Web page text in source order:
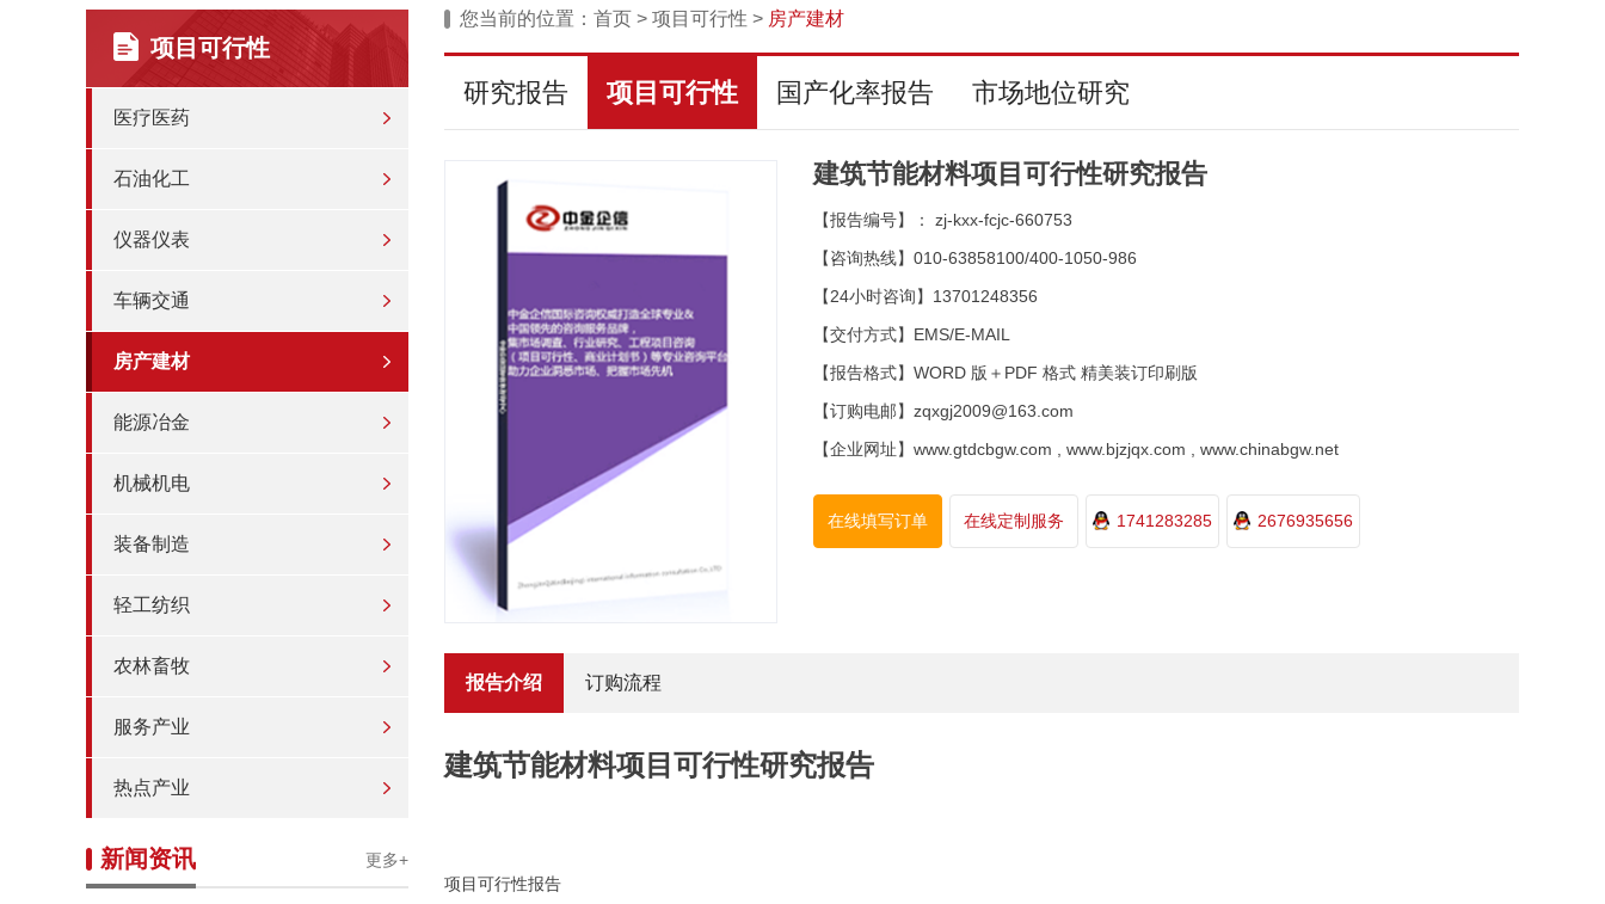
项目可行性
医疗医药
石油化工
仪器仪表
车辆交通
房产建材
能源冶金
机械机电
装备制造
轻工纺织
农林畜牧
服务产业
热点产业
新闻资讯 更多+
您当前的位置： 首页 > 项目可行性 > 房产建材
研究报告 项目可行性 国产化率报告 市场地位研究
建筑节能材料项目可行性研究报告
【报告编号】： zj-kxx-fcjc-660753
【咨询热线】010-63858100/400-1050-986
【24小时咨询】13701248356
【交付方式】EMS/E-MAIL
【报告格式】WORD 版＋PDF 格式 精美装订印刷版
【订购电邮】zqxgj2009@163.com
【企业网址】www.gtdcbgw.com , www.bjzjqx.com , www.chinabgw.net
在线填写订单 在线定制服务 1741283285 2676935656
报告介绍 订购流程
建筑节能材料项目可行性研究报告
项目可行性报告